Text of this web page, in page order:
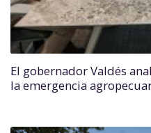
El gobernador Valdés
la emergencia